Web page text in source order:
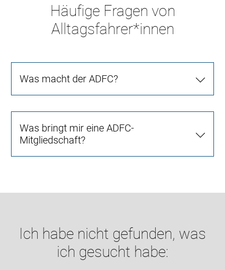
Häufige Fragen von
Alltagsfahrer*innen
Was macht der ADFC?
Was bringt mir eine ADFC-
Mitgliedschaft?
Ich habe nicht gefunden, was
ich gesucht habe: